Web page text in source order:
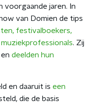
voorgaande jaren. In
van Domien de tips
festivalboekers,
. Zij
deelden hun
en daaruit is een
die de basis